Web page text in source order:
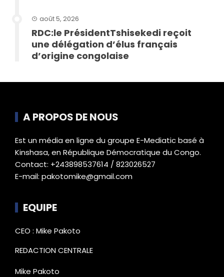
août 5, 2026
RDC:le PrésidentTshisekedi reçoit
une délégation d’élus français
d’origine congolaise
A PROPOS DE NOUS
Est un média en ligne du groupe E-Mediatic basé à
Kinshasa, en République Démocratique du Congo.
Contact: +243898537614 / 823026527
E-mail: pakotomike@gmail.com
EQUIPE
CEO : Mike Pakoto
REDACTION CENTRALE
Mike Pakoto